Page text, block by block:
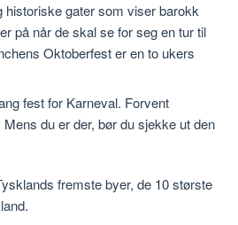
historiske gater som viser barokk
på når de skal se for seg en tur til
Oktoberfest er en to ukers
fest for Karneval. Forvent
du er der, bør du sjekke ut den
fremste byer, de 10 største